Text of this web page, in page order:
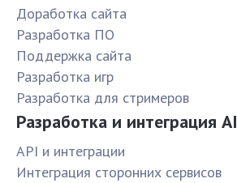
Доработка сайта
Разработка ПО
Поддержка сайта
Разработка игр
Разработка для стримеров
Разработка и интеграция AI
API и интеграции
Интеграция сторонних сервисов